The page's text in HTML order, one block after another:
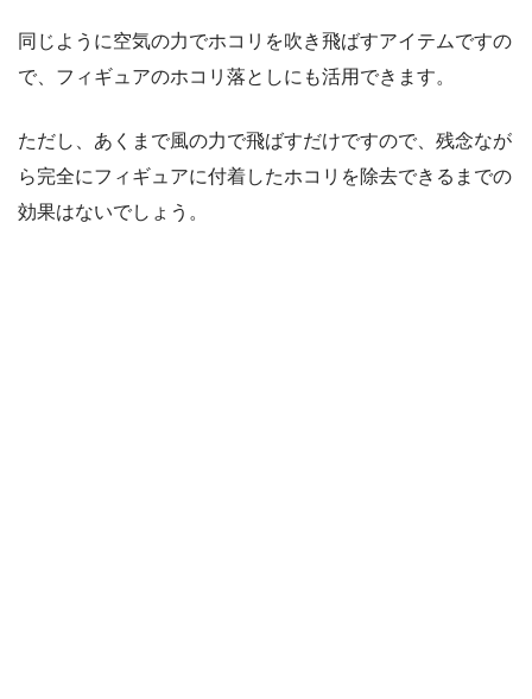
同じように空気の力でホコリを吹き飛ばすアイテムですの
で、フィギュアのホコリ落としにも活用できます。
ただし、あくまで風の力で飛ばすだけですので、残念なが
ら完全にフィギュアに付着したホコリを除去できるまでの
効果はないでしょう。